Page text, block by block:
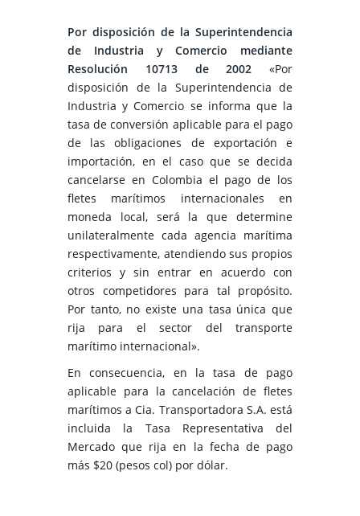
Por disposición de la Superintendencia
de Industria y Comercio mediante
Resolución 10713 de 2002 «Por
disposición de la Superintendencia de
Industria y Comercio se informa que la
tasa de conversión aplicable para el pago
de las obligaciones de exportación e
importación, en el caso que se decida
cancelarse en Colombia el pago de los
fletes marítimos internacionales en
moneda local, será la que determine
unilateralmente cada agencia marítima
respectivamente, atendiendo sus propios
criterios y sin entrar en acuerdo con
otros competidores para tal propósito.
Por tanto, no existe una tasa única que
rija para el sector del transporte
marítimo internacional».
En consecuencia, en la tasa de pago
aplicable para la cancelación de fletes
marítimos a Cia. Transportadora S.A. está
incluida la Tasa Representativa del
Mercado que rija en la fecha de pago
más $20 (pesos col) por dólar.